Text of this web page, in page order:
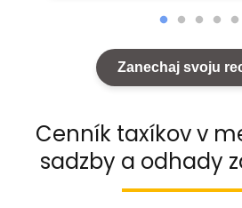
v poradenstve pri
Zanechaj svoju
Cenník taxíkov v
sadzby a odhady